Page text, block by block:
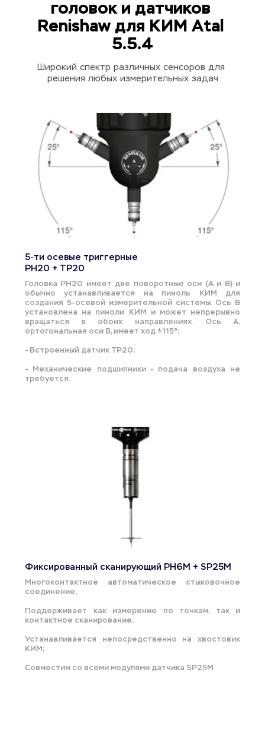
головок и датчиков
Renishaw для КИМ Atal
5.5.4
Широкий спектр различных сенсоров для
решения любых измерительных задач
5-ти осевые триггерные
PH20 + TP20
Головка PH20 имеет две поворотные оси (A и B) и
обычно устанавливается на пиноль КИМ для
создания 5-осевой измерительной системы. Ось B
установлена ​​на пиноли КИМ и может непрерывно
вращаться в обоих направлениях. Ось A,
ортогональная оси B, имеет ход ±115°;
- Встроенный датчик TP20;
- Механические подшипники - подача воздуха не
требуется.
Фиксированный сканирующий PH6M + SP25M
Многоконтактное автоматическое стыковочное
соединение;
Поддерживает как измерение по точкам, так и
контактное сканирование;
Устанавливается непосредственно на хвостовик
КИМ;
Совместим со всеми модулями датчика SP25M